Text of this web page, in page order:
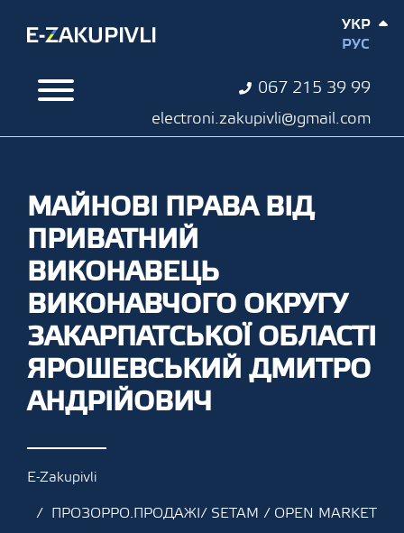
067 215 39 99
electroni.zakupivli@gmail.com
УКР
РУС
МАЙНОВІ ПРАВА ВІД
ПРИВАТНИЙ
ВИКОНАВЕЦЬ
ВИКОНАВЧОГО ОКРУГУ
ЗАКАРПАТСЬКОЇ ОБЛАСТІ
ЯРОШЕВСЬКИЙ ДМИТРО
АНДРІЙОВИЧ
E-Zakupivli
ПРОЗОРРО.ПРОДАЖІ/ SETAM / OPEN MARKET